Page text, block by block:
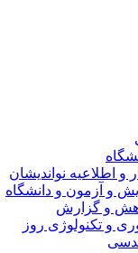
نواندیشان
آزمون و دانشگاه
گزارش
تکنولوژی روز